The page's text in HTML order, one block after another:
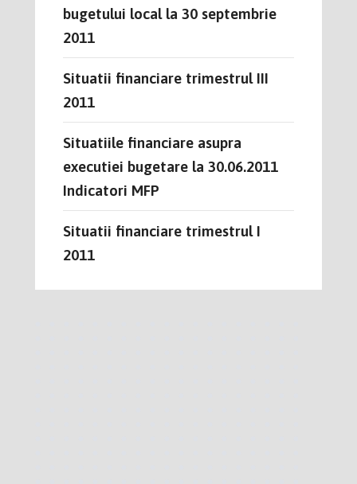
bugetului local la 30 septembrie
2011
Situatii financiare trimestrul III
2011
Situatiile financiare asupra
executiei bugetare la 30.06.2011
Indicatori MFP
Situatii financiare trimestrul I
2011